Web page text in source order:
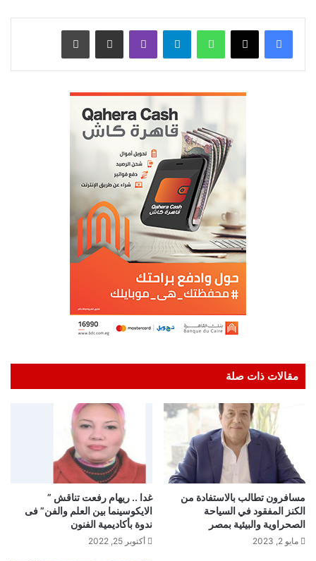
واتساب تيلقرام ڤايبر مشاركة عبر البريد طباعة
مقالات ذات صلة
مسافرون تطالب بالاستفادة من
الكنز المفقود في السياحة
الصحراوية والبيئية بمصر
مايو 2, 2023
غدا .. ريهام رفعت تناقش ”
الايكوسينما بين العلم والفن” فى
ندوة بأكاديمية الفنون
أكتوبر 25, 2022